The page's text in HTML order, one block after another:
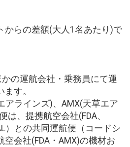
からの差額(大人1名あたり)で
かの運航会社・乗務員にて運
す。
アラインズ)、AMX(天草エア
は、提携航空会社(FDA、
）との共同運航便（コードシ
空会社(FDA・AMX)の機材お